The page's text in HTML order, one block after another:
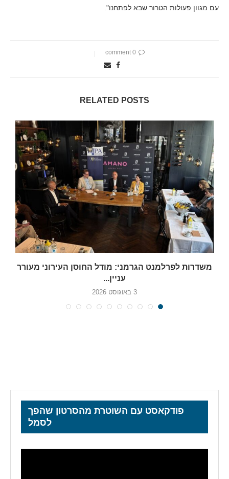
עם מגוון פעולות הטרור שבא לפתחנו".
0 comment
RELATED POSTS
משדרות לפרלמנט הגרמני: מודל החוסן העירוני מעורר
עניין...
3 באוגוסט 2026
פודקאסט עם השוטרת מהסרטון שהפך
לסמל